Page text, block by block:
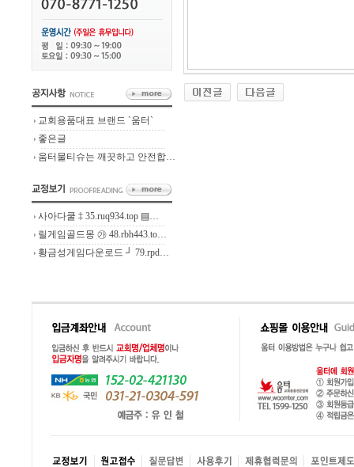
교회용품대표 브랜드 `움터`
좋은글
움터물티슈는 깨끗하고 안전합…
사아다쿨 ‡ 35.ruq934.top ▤…
릴게임골드몽 ㉮ 48.rbh443.to…
황금성게임다운로드 ┘ 79.rpd…